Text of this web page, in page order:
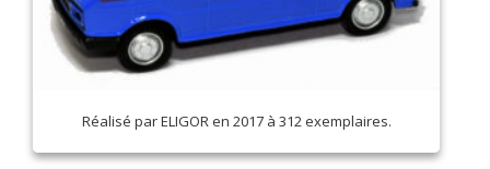
Réalisé par ELIGOR en 2017 à 312 exemplaires.